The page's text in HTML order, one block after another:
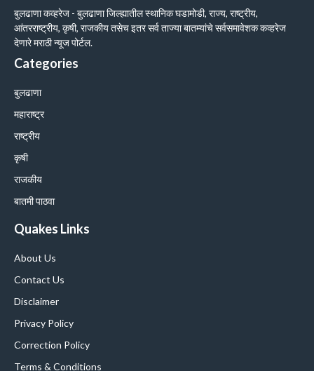
बुलढाणा कव्हरेज - बुलढाणा जिल्ह्यातील स्थानिक घडामोडी, राज्य, राष्ट्रीय,
आंतरराष्ट्रीय, कृषी, राजकीय तसेच इतर सर्व ताज्या बातम्यांचे सर्वसमावेशक कव्हरेज
देणारे मराठी न्यूज पोर्टल.
Categories
बुलढाणा
महाराष्ट्र
राष्ट्रीय
कृषी
राजकीय
बातमी पाठवा
Quakes Links
About Us
Contact Us
Disclaimer
Privacy Policy
Correction Policy
Terms & Conditions